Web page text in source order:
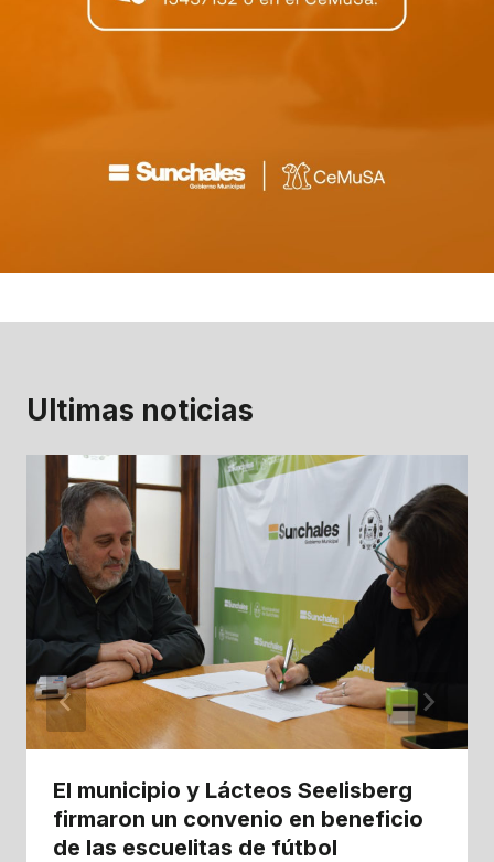
Ultimas noticias
El municipio y Lácteos Seelisberg
firmaron un convenio en beneficio
de las escuelitas de fútbol